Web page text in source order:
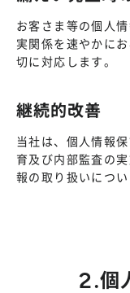
お客さま等の個人
実関係を速やかに
切に対応します。
継続的改善
当社は、個人情報
育及び内部監査の
報の取り扱いにつ
2.個